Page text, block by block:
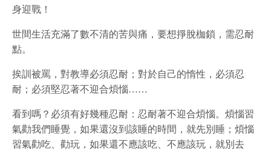
身迎戰！
世間生活充滿了數不清的苦與痛，要想掙脫枷鎖，需忍耐
點。
挨訓被罵，對教導必須忍耐；對於自己的惰性，必須忍
耐；必須堅忍著不迎合煩惱……
看到嗎？必須有好幾種忍耐：忍耐著不迎合煩惱。煩惱習
氣勸我們睡覺，如果還沒到該睡的時間，就先別睡；煩惱
習氣勸吃、勸玩，如果還不應該吃、不應該玩，就別去